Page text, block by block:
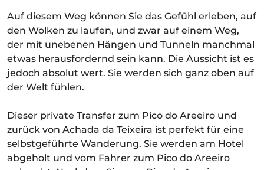
Auf diesem Weg können Sie das Gefühl erleben, auf
den Wolken zu laufen, und zwar auf einem Weg,
der mit unebenen Hängen und Tunneln manchmal
etwas herausfordernd sein kann. Die Aussicht ist es
jedoch absolut wert. Sie werden sich ganz oben auf
der Welt fühlen.
Dieser private Transfer zum Pico do Areeiro und
zurück von Achada da Teixeira ist perfekt für eine
selbstgeführte Wanderung. Sie werden am Hotel
abgeholt und vom Fahrer zum Pico do Areeiro